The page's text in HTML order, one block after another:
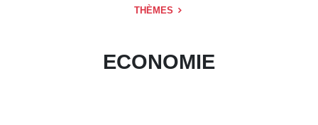
THÈMES
ECONOMIE